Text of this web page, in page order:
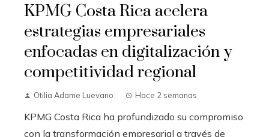
KPMG Costa Rica acelera
estrategias empresariales
enfocadas en digitalización y
competitividad regional
Otilia Adame Luevano Hace 2 semanas
KPMG Costa Rica ha profundizado su compromiso
con la transformación empresarial a través de